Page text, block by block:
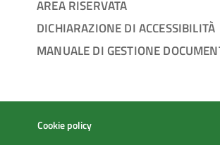
AREA RISERVATA
DICHIARAZIONE DI ACCESSIBILITÀ
MANUALE DI GESTIONE
Cookie policy